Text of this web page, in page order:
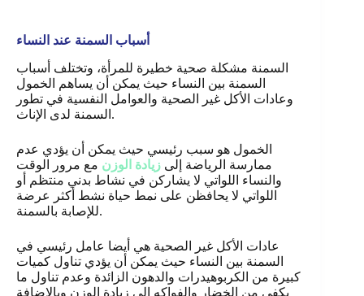
أسباب السمنة عند النساء
السمنة مشكلة صحية خطيرة للمرأة، وتختلف أسباب
السمنة بين النساء حيث يمكن أن يساهم الخمول
وعادات الأكل غير الصحية والعوامل النفسية في تطور
السمنة لدى الإناث.
الخمول هو سبب رئيسي حيث يمكن أن يؤدي عدم
ممارسة الرياضة إلى زيادة الوزن مع مرور الوقت
والنساء اللواتي لا يشاركن في نشاط بدني منتظم أو
اللواتي لا يحافظن على نمط حياة نشط أكثر عرضة
للإصابة بالسمنة.
عادات الأكل غير الصحية هي أيضا عامل رئيسي في
السمنة بين النساء حيث يمكن أن يؤدي تناول كميات
كبيرة من الكربوهيدرات والدهون الزائدة وعدم تناول ما
يكفي من الخضار والفواكه إلى زيادة الوزن وبالإضافة